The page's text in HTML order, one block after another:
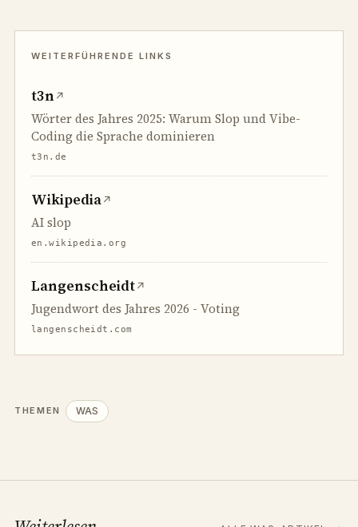
t3n↗
Wörter des Jahres 2025: Warum Slop und Vibe-
Coding die Sprache dominieren
t3n.de
Wikipedia↗
AI slop
en.wikipedia.org
Langenscheidt↗
Jugendwort des Jahres 2026 - Voting
langenscheidt.com
THEMEN WAS